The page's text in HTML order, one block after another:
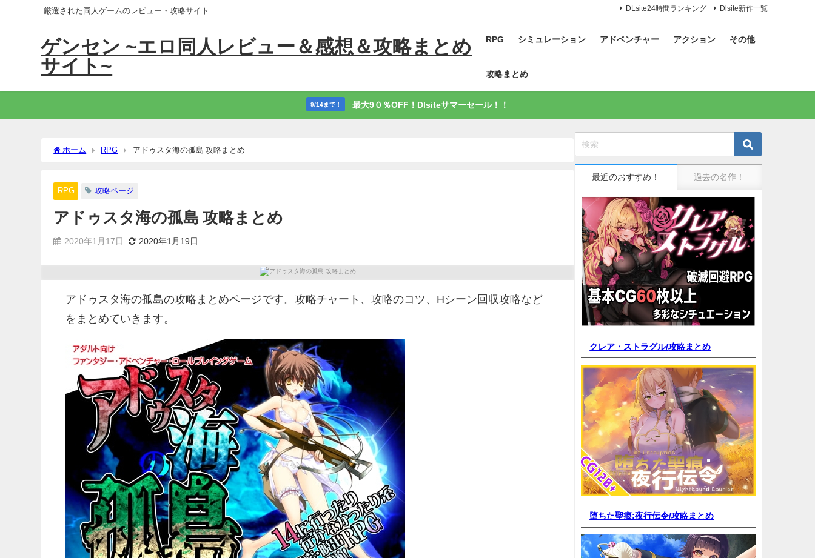
厳選された同人ゲームのレビュー・攻略サイト DLsite24時間ランキング Dlsite新作一覧
ゲンセン ~エロ同人レビュー＆感想＆攻略まとめ
サイト~
RPG シミュレーション アドベンチャー アクション その他
攻略まとめ
9/14まで！ 最大9０％OFF！Dlsiteサマーセール！！
ホーム RPG アドゥスタ海の孤島 攻略まとめ
RPG 攻略ページ
アドゥスタ海の孤島 攻略まとめ
2020年1月17日 2020年1月19日
アドゥスタ海の孤島の攻略まとめページです。攻略チャート、攻略のコツ、Hシーン回収攻略など
をまとめていきます。
最近のおすすめ！ 過去の名作！
クレア・ストラグル/攻略まとめ
堕ちた聖痕:夜行伝令/攻略まとめ